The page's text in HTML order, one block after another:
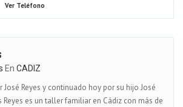
Ver Teléfono
En CADIZ
José Reyes y continuado hoy por su hijo José
Reyes es un taller familiar en Cádiz con más de